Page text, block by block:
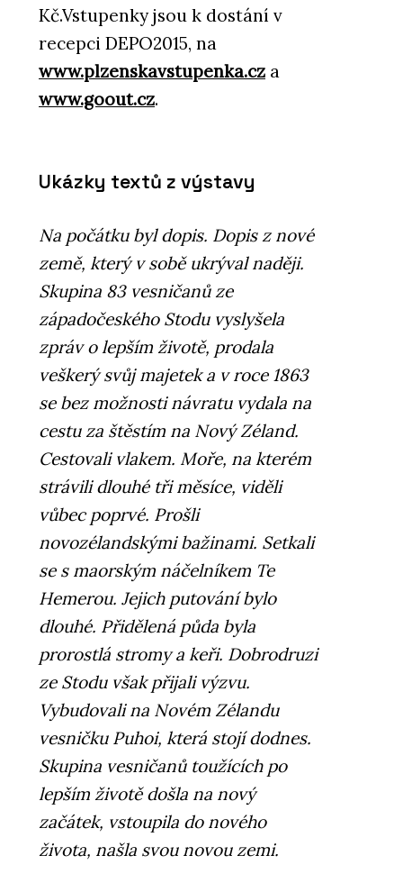
Kč.Vstupenky jsou k dostání v
recepci DEPO2015, na
www.plzenskavstupenka.cz a
www.goout.cz.
Ukázky textů z výstavy
Na počátku byl dopis. Dopis z nové
země, který v sobě ukrýval naději.
Skupina 83 vesničanů ze
západočeského Stodu vyslyšela
zpráv o lepším životě, prodala
veškerý svůj majetek a v roce 1863
se bez možnosti návratu vydala na
cestu za štěstím na Nový Zéland.
Cestovali vlakem. Moře, na kterém
strávili dlouhé tři měsíce, viděli
vůbec poprvé. Prošli
novozélandskými bažinami. Setkali
se s maorským náčelníkem Te
Hemerou. Jejich putování bylo
dlouhé. Přidělená půda byla
prorostlá stromy a keři. Dobrodruzi
ze Stodu však přijali výzvu.
Vybudovali na Novém Zélandu
vesničku Puhoi, která stojí dodnes.
Skupina vesničanů toužících po
lepším životě došla na nový
začátek, vstoupila do nového
života, našla svou novou zemi.